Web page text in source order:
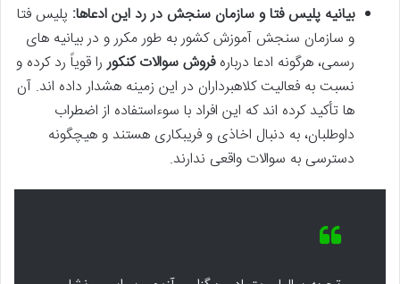
بیانیه پلیس فتا و سازمان سنجش در رد این ادعاها: پلیس فتا
و سازمان سنجش آموزش کشور به طور مکرر و در بیانیه های
رسمی، هرگونه ادعا دربارهفروش سوالات کنکوررا قویاً رد کرده و
نسبت به فعالیت کلاهبرداران در این زمینه هشدار داده اند. آن
ها تأکید کرده اند که این افراد با سوءاستفاده از اضطراب
داوطلبان، به دنبال اخاذی و فریبکاری هستند و هیچگونه
دسترسی به سوالات واقعی ندارند.